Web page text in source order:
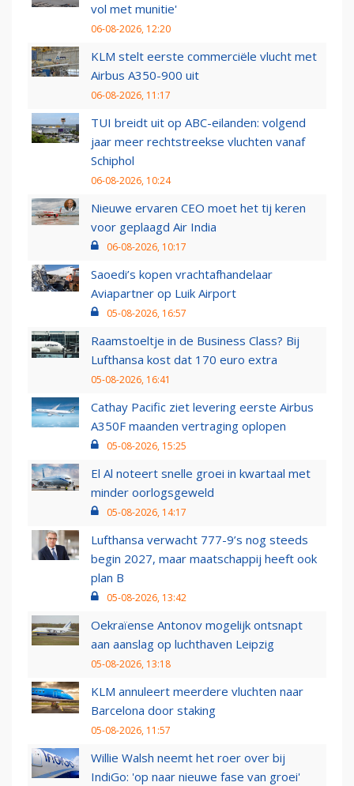
vol met munitie'
06-08-2026, 12:20
KLM stelt eerste commerciële vlucht met
Airbus A350-900 uit
06-08-2026, 11:17
TUI breidt uit op ABC-eilanden: volgend
jaar meer rechtstreekse vluchten vanaf
Schiphol
06-08-2026, 10:24
Nieuwe ervaren CEO moet het tij keren
voor geplaagd Air India
06-08-2026, 10:17
Saoedi’s kopen vrachtafhandelaar
Aviapartner op Luik Airport
05-08-2026, 16:57
Raamstoeltje in de Business Class? Bij
Lufthansa kost dat 170 euro extra
05-08-2026, 16:41
Cathay Pacific ziet levering eerste Airbus
A350F maanden vertraging oplopen
05-08-2026, 15:25
El Al noteert snelle groei in kwartaal met
minder oorlogsgeweld
05-08-2026, 14:17
Lufthansa verwacht 777-9’s nog steeds
begin 2027, maar maatschappij heeft ook
plan B
05-08-2026, 13:42
Oekraïense Antonov mogelijk ontsnapt
aan aanslag op luchthaven Leipzig
05-08-2026, 13:18
KLM annuleert meerdere vluchten naar
Barcelona door staking
05-08-2026, 11:57
Willie Walsh neemt het roer over bij
IndiGo: 'op naar nieuwe fase van groei'